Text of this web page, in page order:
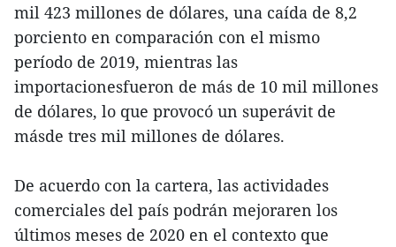
mil 423 millones de dólares, una caída de 8,2
porciento en comparación con el mismo
período de 2019, mientras las
importacionesfueron de más de 10 mil millones
de dólares, lo que provocó un superávit de
másde tres mil millones de dólares.
De acuerdo con la cartera, las actividades
comerciales del país podrán mejoraren los
últimos meses de 2020 en el contexto que